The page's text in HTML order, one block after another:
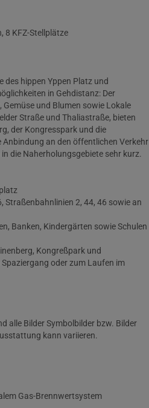
8 KFZ-Stellplätze
des hippen Yppen Platz und
in Gehdistanz: Der
und Blumen sowie Lokale
Straße und Thaliastraße, bieten
der Kongresspark und die
an den öffentlichen Verkehr
die Naherholungsgebiete sehr kurz.
Straßenbahnlinien 2, 44, 46 sowie an
Banken, Kindergärten sowie Schulen
Kongreßpark und
oder zum Laufen im
alle Bilder Symbolbilder bzw. Bilder
kann variieren.
Gas-Brennwertsystem